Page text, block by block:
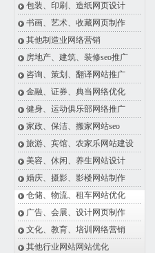
包装、印刷、造纸网页设计
书画、艺术、收藏网页制作
其他制造业网络营销
房地产、建筑、装修seo推广
咨询、策划、翻译网站推广
金融、证券、典当网络优化
健身、运动俱乐部网络推广
家政、保洁、搬家网站seo
旅游、宾馆、农家乐网站建设
美容、休闲、养生网站设计
婚庆、摄影、影楼网站制作
仓储、物流、租车网站优化
广告、会展、设计网页制作
文化、教育、培训网络营销
其他行业网站网站优化